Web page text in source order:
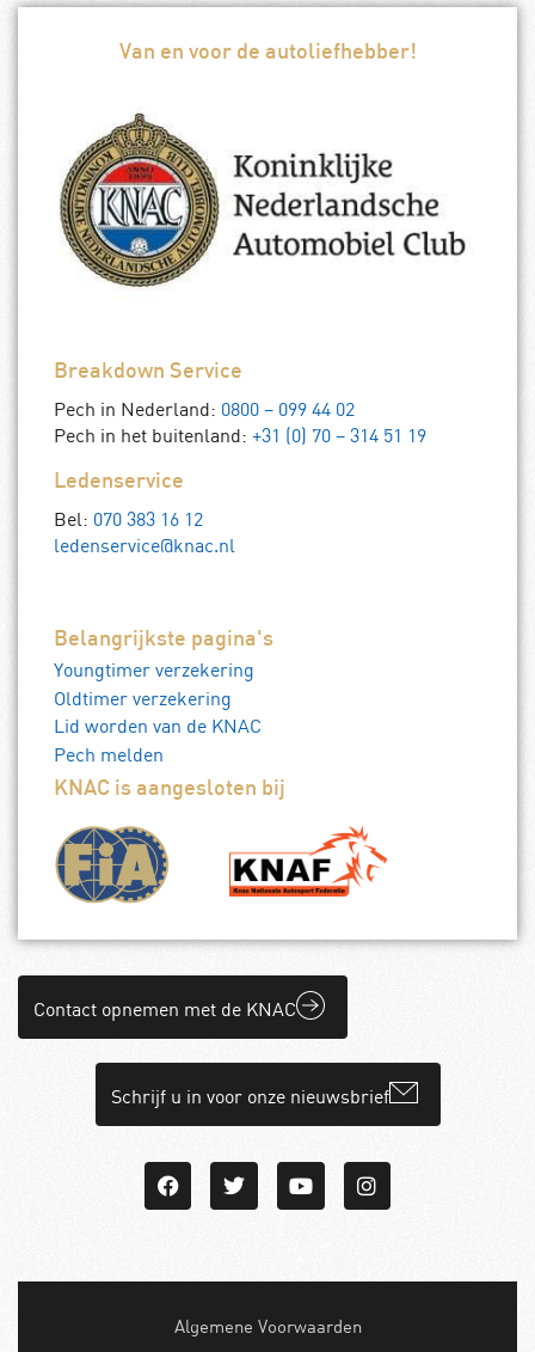
Van en voor de autoliefhebber!
Breakdown Service
Pech in Nederland: 0800 – 099 44 02
Pech in het buitenland: +31 (0) 70 – 314 51 19
Ledenservice
Bel: 070 383 16 12
ledenservice@knac.nl
Belangrijkste pagina's
Youngtimer verzekering
Oldtimer verzekering
Lid worden van de KNAC
Pech melden
KNAC is aangesloten bij
Contact opnemen met de KNAC
Schrijf u in voor onze nieuwsbrief
Algemene Voorwaarden